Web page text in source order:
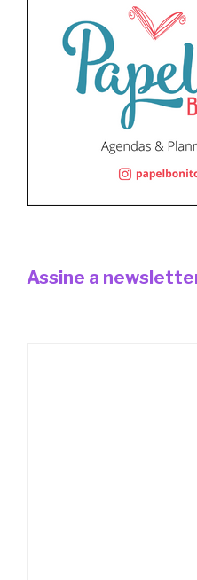
Assine a